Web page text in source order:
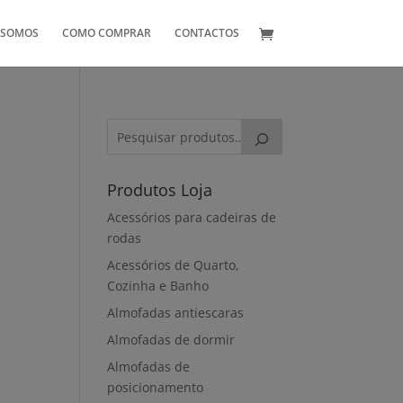
COMO COMPRAR CONTACTOS
Produtos Loja
Acessórios para cadeiras de
rodas
Acessórios de Quarto,
Cozinha e Banho
Almofadas antiescaras
Almofadas de dormir
Almofadas de
posicionamento